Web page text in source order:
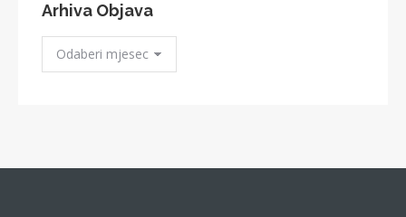
Arhiva Objava
Arhiva
Objava